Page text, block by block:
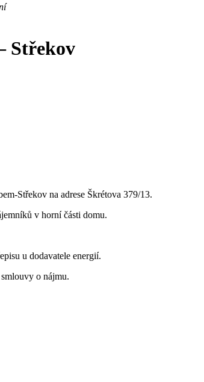
Střekov
Střekov na adrese Škrétova 379/13.
v horní části domu.
u dodavatele energií.
o nájmu.